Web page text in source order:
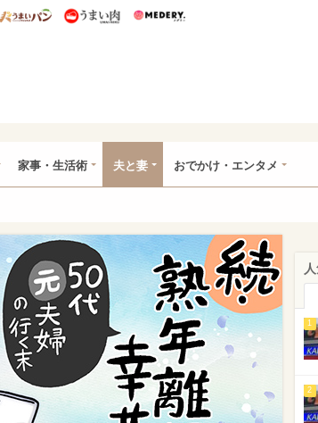
ー特集
うまいめし うまいパン うまい肉
家事・生活術 夫と妻 おでかけ・エンタメ
1
2